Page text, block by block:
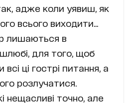
адже коли уявиш, як
всього виходити...
лишаються в
для того, щоб
ці гострі питання, а
розлучатися.
нещасливі точно, але